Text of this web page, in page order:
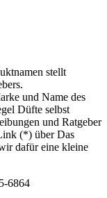
stellt
und Name des
Düfte selbst
und Ratgeber
(*) über Das
dafür eine kleine
6864